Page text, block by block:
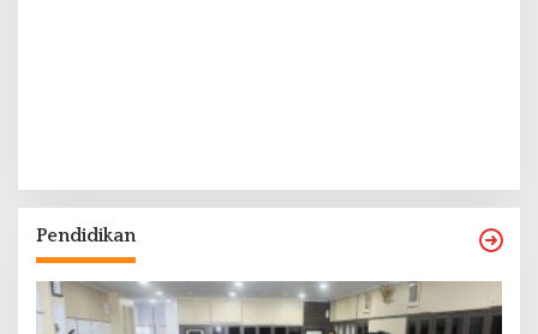
Pendidikan